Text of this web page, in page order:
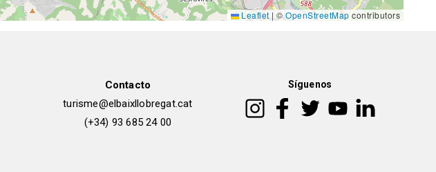
Leaflet | © OpenStreetMap contributors
Contacto
turisme@elbaixllobregat.cat
(+34) 93 685 24 00
Síguenos